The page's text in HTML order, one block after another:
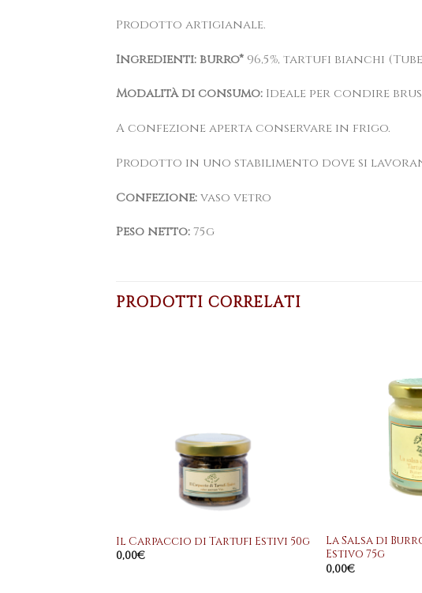
Prodotto artigianale.
Ingredienti:burro* 96,5%, tartufi bianchi
Modalità di consumo: Ideale per condire
A confezione aperta conservare in frigo.
Prodotto in uno stabilimento dove si
Confezione:vaso vetro
Peso netto:75g
PRODOTTI CORRELATI
Il Carpaccio di Tartufi Estivi 50g
0,00€
La Salsa di
Estivo 75g
0,00€